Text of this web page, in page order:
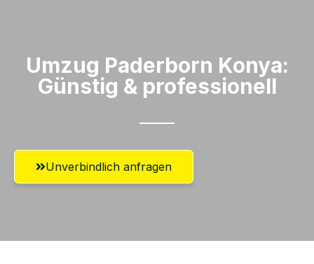
Umzug Paderborn​ Konya:
Günstig & professionell​
Unverbindlich anfragen